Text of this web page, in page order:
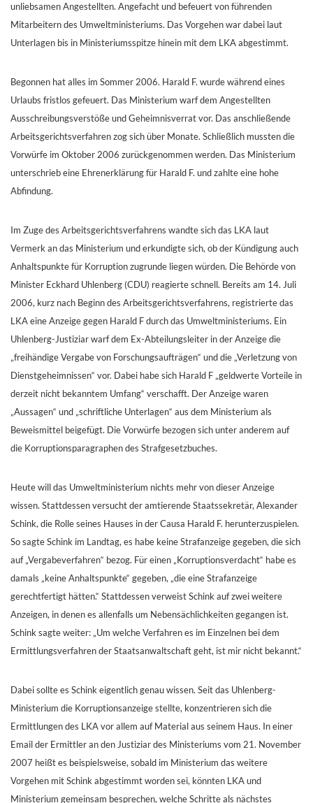
unliebsamen Angestellten. Angefacht und befeuert von führenden
Mitarbeitern des Umweltministeriums. Das Vorgehen war dabei laut
Unterlagen bis in Ministeriumsspitze hinein mit dem LKA abgestimmt.
Begonnen hat alles im Sommer 2006. Harald F. wurde während eines
Urlaubs fristlos gefeuert. Das Ministerium warf dem Angestellten
Ausschreibungsverstöße und Geheimnisverrat vor. Das anschließende
Arbeitsgerichtsverfahren zog sich über Monate. Schließlich mussten die
Vorwürfe im Oktober 2006 zurückgenommen werden. Das Ministerium
unterschrieb eine Ehrenerklärung für Harald F. und zahlte eine hohe
Abfindung.
Im Zuge des Arbeitsgerichtsverfahrens wandte sich das LKA laut
Vermerk an das Ministerium und erkundigte sich, ob der Kündigung auch
Anhaltspunkte für Korruption zugrunde liegen würden. Die Behörde von
Minister Eckhard Uhlenberg (CDU) reagierte schnell. Bereits am 14. Juli
2006, kurz nach Beginn des Arbeitsgerichtsverfahrens, registrierte das
LKA eine Anzeige gegen Harald F durch das Umweltministeriums. Ein
Uhlenberg-Justiziar warf dem Ex-Abteilungsleiter in der Anzeige die
„freihändige Vergabe von Forschungsaufträgen“ und die „Verletzung von
Dienstgeheimnissen“ vor. Dabei habe sich Harald F „geldwerte Vorteile in
derzeit nicht bekanntem Umfang“ verschafft. Der Anzeige waren
„Aussagen“ und „schriftliche Unterlagen“ aus dem Ministerium als
Beweismittel beigefügt. Die Vorwürfe bezogen sich unter anderem auf
die Korruptionsparagraphen des Strafgesetzbuches.
Heute will das Umweltministerium nichts mehr von dieser Anzeige
wissen. Stattdessen versucht der amtierende Staatssekretär, Alexander
Schink, die Rolle seines Hauses in der Causa Harald F. herunterzuspielen.
So sagte Schink im Landtag, es habe keine Strafanzeige gegeben, die sich
auf „Vergabeverfahren“ bezog. Für einen „Korruptionsverdacht“ habe es
damals „keine Anhaltspunkte“ gegeben, „die eine Strafanzeige
gerechtfertigt hätten.“ Stattdessen verweist Schink auf zwei weitere
Anzeigen, in denen es allenfalls um Nebensächlichkeiten gegangen ist.
Schink sagte weiter: „Um welche Verfahren es im Einzelnen bei dem
Ermittlungsverfahren der Staatsanwaltschaft geht, ist mir nicht bekannt.“
Dabei sollte es Schink eigentlich genau wissen. Seit das Uhlenberg-
Ministerium die Korruptionsanzeige stellte, konzentrieren sich die
Ermittlungen des LKA vor allem auf Material aus seinem Haus. In einer
Email der Ermittler an den Justiziar des Ministeriums vom 21. November
2007 heißt es beispielsweise, sobald im Ministerium das weitere
Vorgehen mit Schink abgestimmt worden sei, könnten LKA und
Ministerium gemeinsam besprechen, welche Schritte als nächstes